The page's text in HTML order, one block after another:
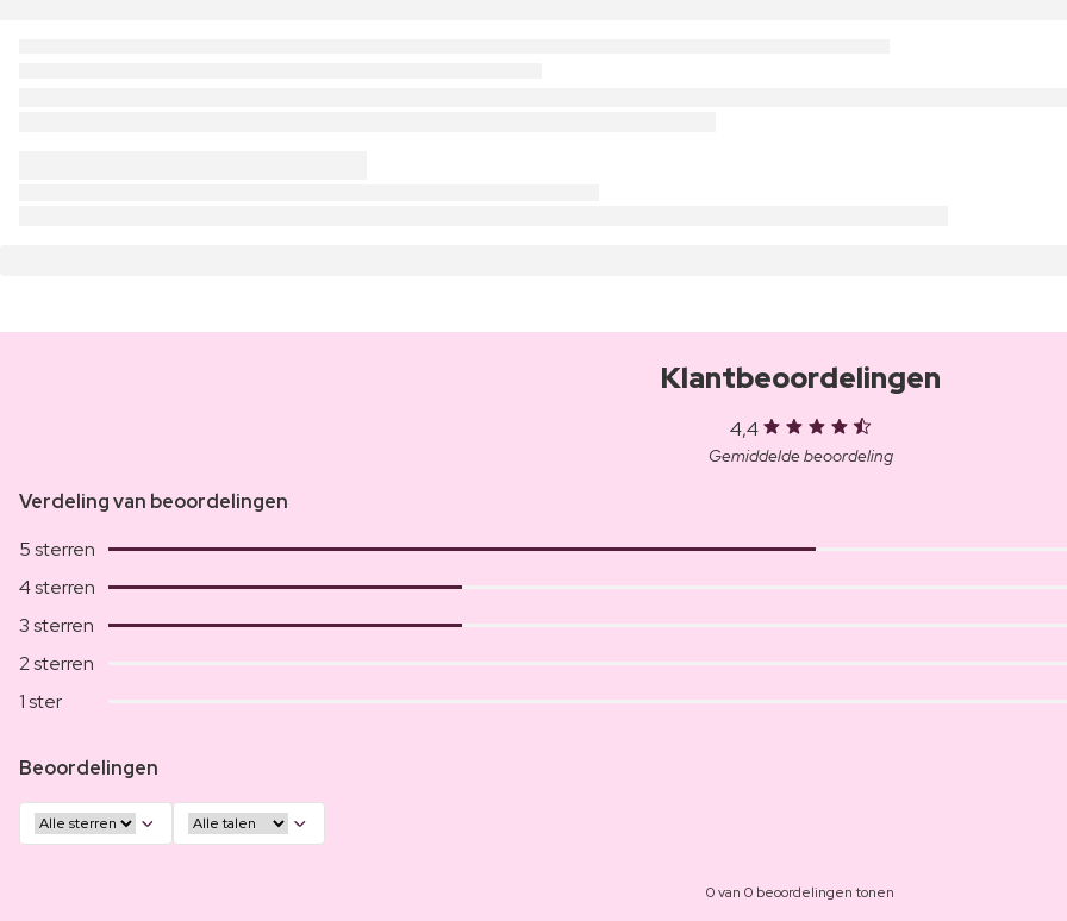
Klantbeoordelingen
4,4
Gemiddelde beoordeling
Verdeling van beoordelingen
5 sterren
4 sterren
3 sterren
2 sterren
1 ster
Beoordelingen
0 van 0 beoordelingen tonen